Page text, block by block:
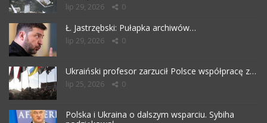
lip 29, 2026 0
Ł. Jastrzębski: Pułapka archiwów…
lip 29, 2026 0
Ukraiński profesor zarzucił Polsce współpracę z…
lip 25, 2026 0
Polska i Ukraina o dalszym wsparciu. Sybiha